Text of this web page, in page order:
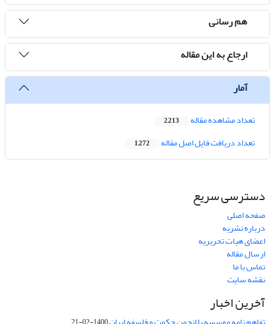
هم رسانی
ارجاع به این مقاله
آمار
تعداد مشاهده مقاله 2,213
تعداد دریافت فایل اصل مقاله 1,272
دسترسی سریع
صفحه اصلی
درباره نشریه
اعضای هیات تحریریه
ارسال مقاله
تماس با ما
نقشه سایت
آخرین اخبار